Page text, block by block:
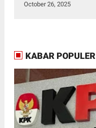
October 26, 2025
KABAR POPULER